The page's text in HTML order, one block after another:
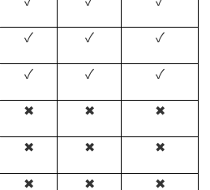
✓ ✓
✓
✓ ✓
✓
✖ ✖
✖
✖ ✖
✖
✖ ✖
✖